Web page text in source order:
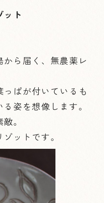
ト
ら届く、無農薬レ
ぱが付いているも
姿を想像します。
。
ットです。